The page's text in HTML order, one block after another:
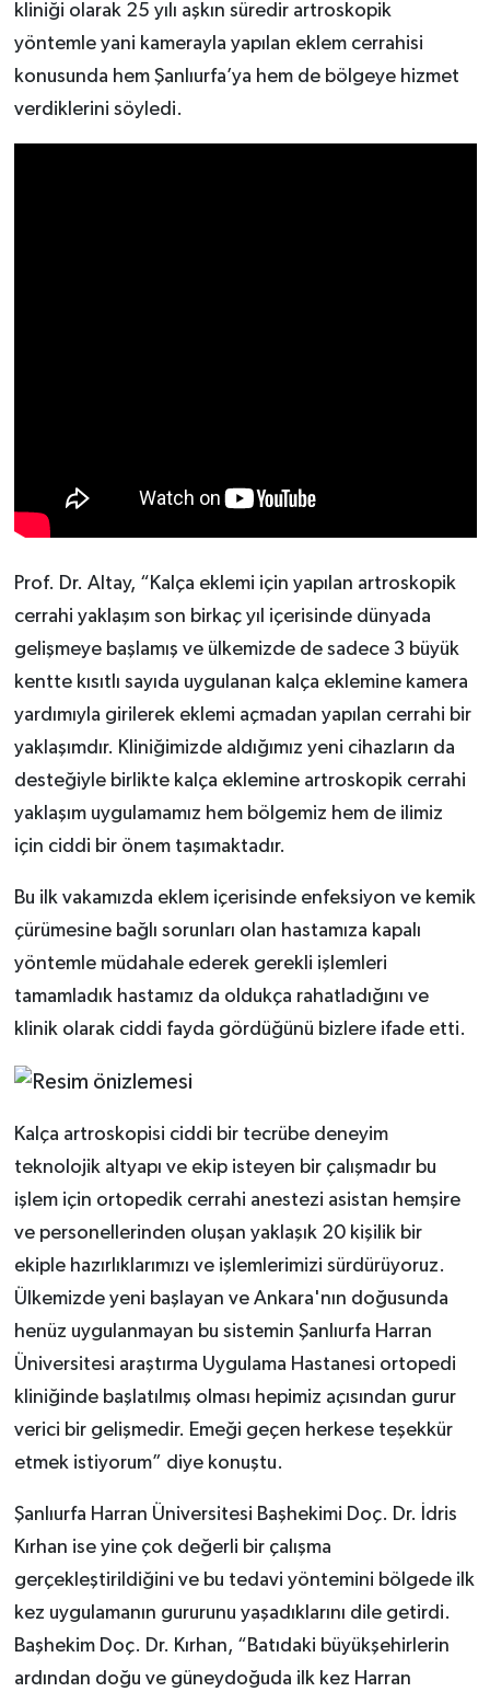
kliniği olarak 25 yılı aşkın süredir artroskopik
yöntemle yani kamerayla yapılan eklem cerrahisi
konusunda hem Şanlıurfa’ya hem de bölgeye hizmet
verdiklerini söyledi.
Prof. Dr. Altay, “Kalça eklemi için yapılan artroskopik
cerrahi yaklaşım son birkaç yıl içerisinde dünyada
gelişmeye başlamış ve ülkemizde de sadece 3 büyük
kentte kısıtlı sayıda uygulanan kalça eklemine kamera
yardımıyla girilerek eklemi açmadan yapılan cerrahi bir
yaklaşımdır. Kliniğimizde aldığımız yeni cihazların da
desteğiyle birlikte kalça eklemine artroskopik cerrahi
yaklaşım uygulamamız hem bölgemiz hem de ilimiz
için ciddi bir önem taşımaktadır.
Bu ilk vakamızda eklem içerisinde enfeksiyon ve kemik
çürümesine bağlı sorunları olan hastamıza kapalı
yöntemle müdahale ederek gerekli işlemleri
tamamladık hastamız da oldukça rahatladığını ve
klinik olarak ciddi fayda gördüğünü bizlere ifade etti.
Kalça artroskopisi ciddi bir tecrübe deneyim
teknolojik altyapı ve ekip isteyen bir çalışmadır bu
işlem için ortopedik cerrahi anestezi asistan hemşire
ve personellerinden oluşan yaklaşık 20 kişilik bir
ekiple hazırlıklarımızı ve işlemlerimizi sürdürüyoruz.
Ülkemizde yeni başlayan ve Ankara'nın doğusunda
henüz uygulanmayan bu sistemin Şanlıurfa Harran
Üniversitesi araştırma Uygulama Hastanesi ortopedi
kliniğinde başlatılmış olması hepimiz açısından gurur
verici bir gelişmedir. Emeği geçen herkese teşekkür
etmek istiyorum” diye konuştu.
Şanlıurfa Harran Üniversitesi Başhekimi Doç. Dr. İdris
Kırhan ise yine çok değerli bir çalışma
gerçekleştirildiğini ve bu tedavi yöntemini bölgede ilk
kez uygulamanın gururunu yaşadıklarını dile getirdi.
Başhekim Doç. Dr. Kırhan, “Batıdaki büyükşehirlerin
ardından doğu ve güneydoğuda ilk kez Harran